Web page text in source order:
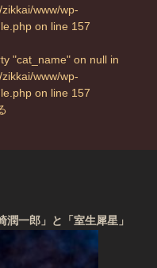
www/wp-
on line 157
"cat_name" on null in
www/wp-
on line 157
潤一郎」と「室生犀星」